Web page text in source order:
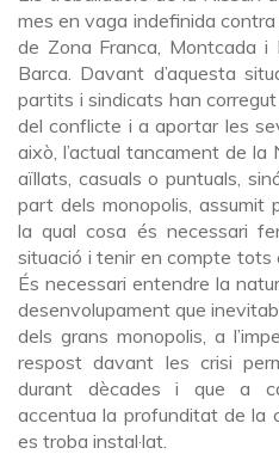
mes en vaga indefinida
de Zona Franca, Montcada
Barca. Davant d’aquesta
partits i sindicats han
del conflicte i a aportar les
això, l’actual tancament de
aïllats, casuals o puntuals,
part dels monopolis, assumit
la qual cosa és necessari
situació i tenir en compte tots
És necessari entendre la
desenvolupament que
dels grans monopolis, a
respost davant les crisi
durant dècades i que a
accentua la profunditat de la
es troba instal·lat.